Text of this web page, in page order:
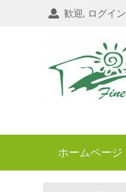
歓迎, ログイン
ホームページ